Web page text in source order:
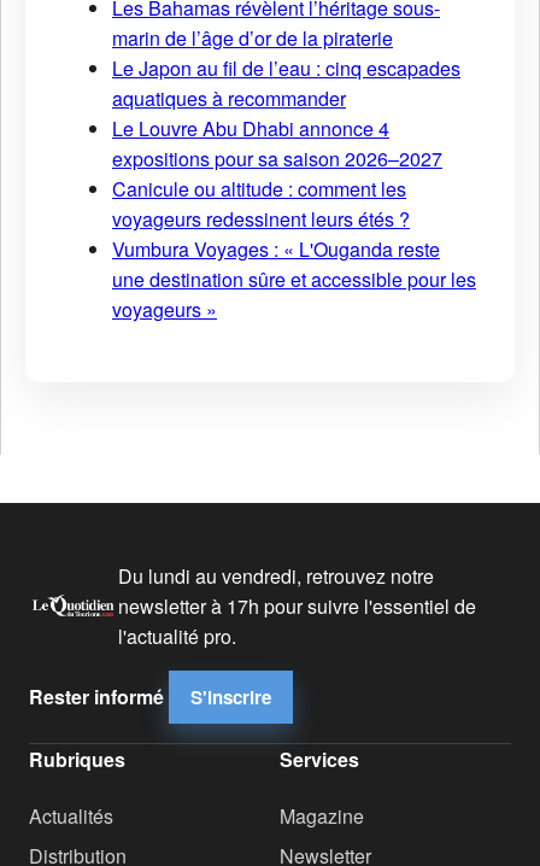
Les Bahamas révèlent l’héritage sous-
marin de l’âge d’or de la piraterie
Le Japon au fil de l’eau : cinq escapades
aquatiques à recommander
Le Louvre Abu Dhabi annonce 4
expositions pour sa saison 2026–2027
Canicule ou altitude : comment les
voyageurs redessinent leurs étés ?
Vumbura Voyages : « L'Ouganda reste
une destination sûre et accessible pour les
voyageurs »
Du lundi au vendredi, retrouvez notre
newsletter à 17h pour suivre l'essentiel de
l'actualité pro.
Rester informé S'inscrire
Rubriques
Actualités
Distribution
Services
Magazine
Newsletter